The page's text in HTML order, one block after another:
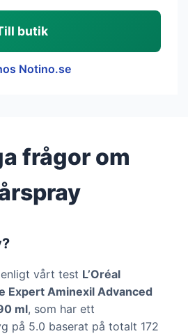
butik
Notino.se
frågor om
vårt test L’Oréal
Expert Aminexil Advanced
ml, som har ett
på 5.0 baserat på totalt 172